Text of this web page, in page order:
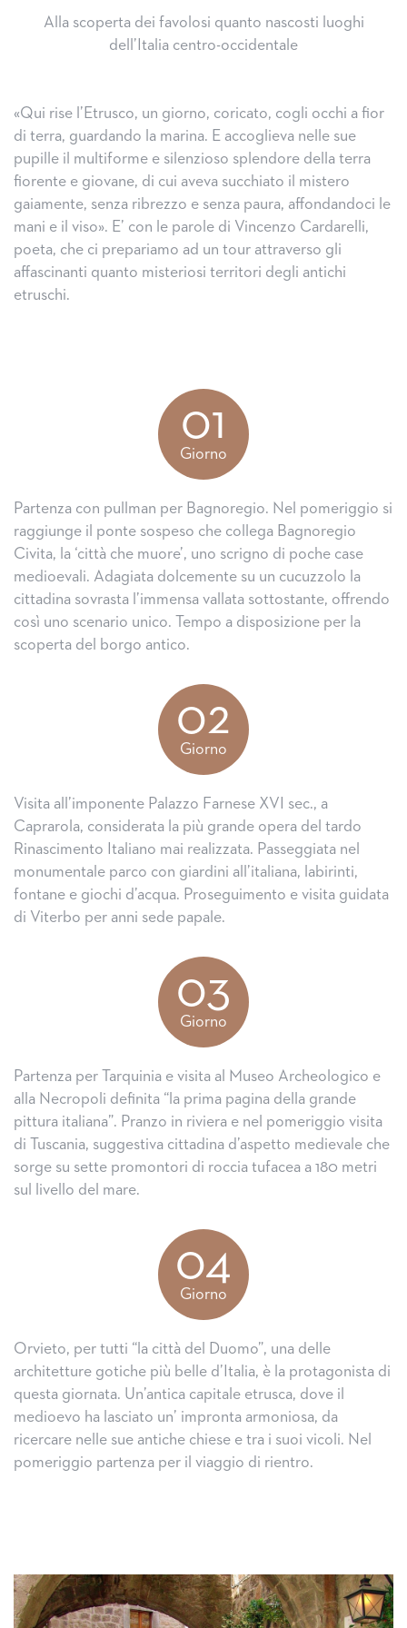
Alla scoperta dei favolosi quanto nascosti luoghi
dell’Italia centro-occidentale
«Qui rise l’Etrusco, un giorno, coricato, cogli occhi a fior
di terra, guardando la marina. E accoglieva nelle sue
pupille il multiforme e silenzioso splendore della terra
fiorente e giovane, di cui aveva succhiato il mistero
gaiamente, senza ribrezzo e senza paura, affondandoci le
mani e il viso». E’ con le parole di Vincenzo Cardarelli,
poeta, che ci prepariamo ad un tour attraverso gli
affascinanti quanto misteriosi territori degli antichi
etruschi.
01
Giorno
Partenza con pullman per Bagnoregio. Nel pomeriggio si
raggiunge il ponte sospeso che collega Bagnoregio
Civita, la ‘città che muore’, uno scrigno di poche case
medioevali. Adagiata dolcemente su un cucuzzolo la
cittadina sovrasta l’immensa vallata sottostante, offrendo
così uno scenario unico. Tempo a disposizione per la
scoperta del borgo antico.
02
Giorno
Visita all’imponente Palazzo Farnese XVI sec., a
Caprarola, considerata la più grande opera del tardo
Rinascimento Italiano mai realizzata. Passeggiata nel
monumentale parco con giardini all’italiana, labirinti,
fontane e giochi d’acqua. Proseguimento e visita guidata
di Viterbo per anni sede papale.
03
Giorno
Partenza per Tarquinia e visita al Museo Archeologico e
alla Necropoli definita “la prima pagina della grande
pittura italiana”. Pranzo in riviera e nel pomeriggio visita
di Tuscania, suggestiva cittadina d’aspetto medievale che
sorge su sette promontori di roccia tufacea a 180 metri
sul livello del mare.
04
Giorno
Orvieto, per tutti “la città del Duomo”, una delle
architetture gotiche più belle d’Italia, è la protagonista di
questa giornata. Un’antica capitale etrusca, dove il
medioevo ha lasciato un’ impronta armoniosa, da
ricercare nelle sue antiche chiese e tra i suoi vicoli. Nel
pomeriggio partenza per il viaggio di rientro.